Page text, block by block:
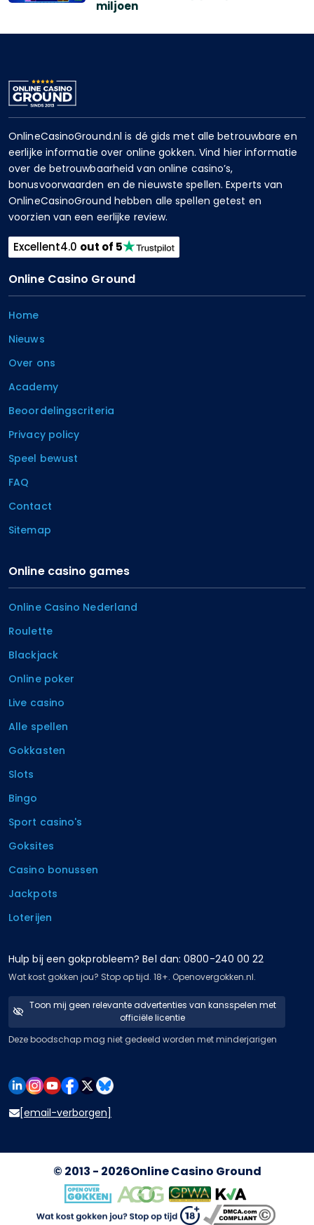
miljoen
OnlineCasinoGround.nl is dé gids met alle betrouwbare en
eerlijke informatie over online gokken. Vind hier informatie
over de betrouwbaarheid van online casino’s,
bonusvoorwaarden en de nieuwste spellen. Experts van
OnlineCasinoGround hebben alle spellen getest en
voorzien van een eerlijke review.
Excellent4.0 out of 5
Online Casino Ground
Home
Nieuws
Over ons
Academy
Beoordelingscriteria
Privacy policy
Speel bewust
FAQ
Contact
Sitemap
Online casino games
Online Casino Nederland
Roulette
Blackjack
Online poker
Live casino
Alle spellen
Gokkasten
Slots
Bingo
Sport casino's
Goksites
Casino bonussen
Jackpots
Loterijen
Hulp bij een gokprobleem? Bel dan: 0800-240 00 22
Wat kost gokken jou? Stop op tijd. 18+. Openovergokken.nl.
Toon mij geen relevante advertenties van kansspelen met
officiële licentie
Deze boodschap mag niet gedeeld worden met minderjarigen
[email-verborgen]
© 2013 - 2026Online Casino Ground